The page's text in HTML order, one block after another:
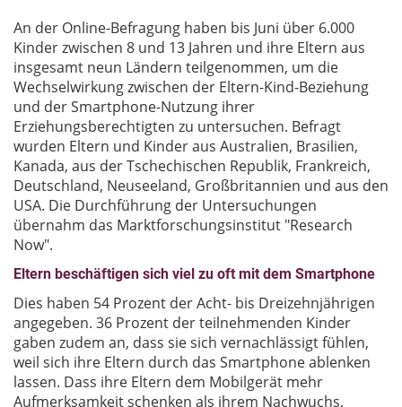
An der Online-Befragung haben bis Juni über 6.000
Kinder zwischen 8 und 13 Jahren und ihre Eltern aus
insgesamt neun Ländern teilgenommen, um die
Wechselwirkung zwischen der Eltern-Kind-Beziehung
und der Smartphone-Nutzung ihrer
Erziehungsberechtigten zu untersuchen. Befragt
wurden Eltern und Kinder aus Australien, Brasilien,
Kanada, aus der Tschechischen Republik, Frankreich,
Deutschland, Neuseeland, Großbritannien und aus den
USA. Die Durchführung der Untersuchungen
übernahm das Marktforschungsinstitut "Research
Now".
Eltern beschäftigen sich viel zu oft mit dem Smartphone
Dies haben 54 Prozent der Acht- bis Dreizehnjährigen
angegeben. 36 Prozent der teilnehmenden Kinder
gaben zudem an, dass sie sich vernachlässigt fühlen,
weil sich ihre Eltern durch das Smartphone ablenken
lassen. Dass ihre Eltern dem Mobilgerät mehr
Aufmerksamkeit schenken als ihrem Nachwuchs,